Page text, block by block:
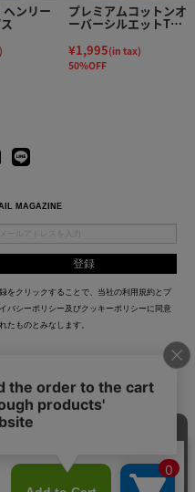
ヘンリー プレミアムコットンオ
ーバーシルエットTシ
¥1,995(in tax)
50%OFF
MAGAZINE
をクリックすることで、当社の利用規約と プ
バシーポリシー及びクッキーポリシー に同意
たものとみなします。
のお得な情報がいち早くチェック